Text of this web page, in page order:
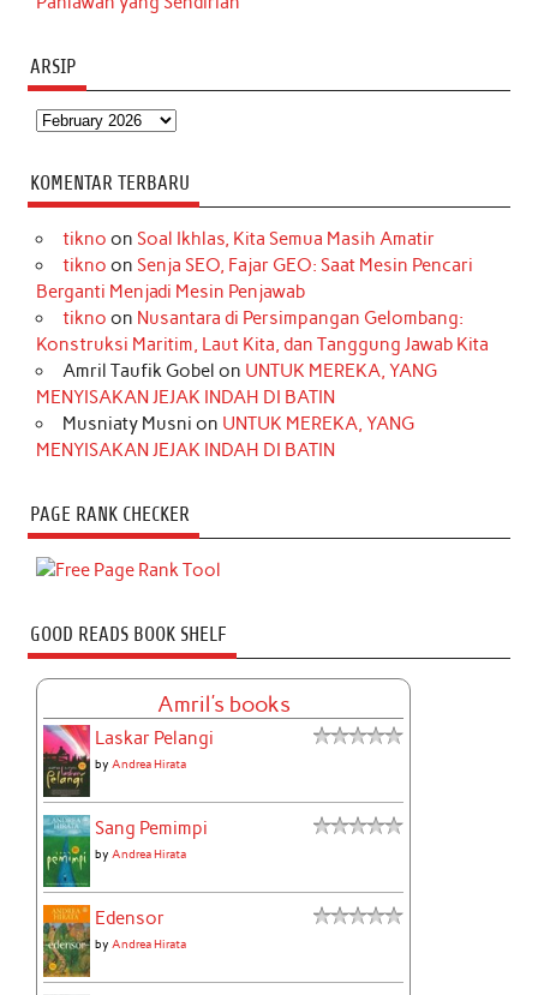
ARSIP
Arsip
KOMENTAR TERBARU
tikno on Soal Ikhlas, Kita Semua Masih Amatir
tikno on Senja SEO, Fajar GEO: Saat Mesin Pencari
Berganti Menjadi Mesin Penjawab
tikno on Nusantara di Persimpangan Gelombang:
Konstruksi Maritim, Laut Kita, dan Tanggung Jawab Kita
Amril Taufik Gobel on UNTUK MEREKA, YANG
MENYISAKAN JEJAK INDAH DI BATIN
Musniaty Musni on UNTUK MEREKA, YANG
MENYISAKAN JEJAK INDAH DI BATIN
PAGE RANK CHECKER
GOOD READS BOOK SHELF
Amril's books
Laskar Pelangi
by Andrea Hirata
Sang Pemimpi
by Andrea Hirata
Edensor
by Andrea Hirata